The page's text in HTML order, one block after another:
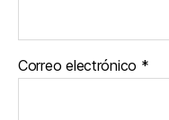
Correo electrónico *